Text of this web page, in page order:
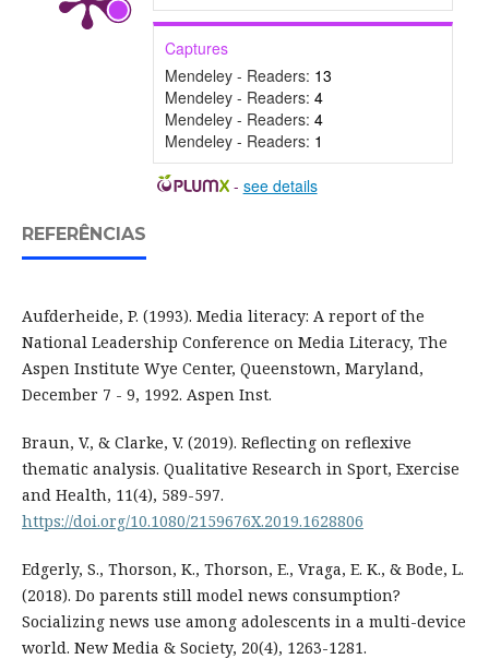
Captures
Mendeley - Readers: 13
Mendeley - Readers: 4
Mendeley - Readers: 4
Mendeley - Readers: 1
- see details
REFERÊNCIAS
Aufderheide, P. (1993). Media literacy: A report of the
National Leadership Conference on Media Literacy, The
Aspen Institute Wye Center, Queenstown, Maryland,
December 7 - 9, 1992. Aspen Inst.
Braun, V., & Clarke, V. (2019). Reflecting on reflexive
thematic analysis. Qualitative Research in Sport, Exercise
and Health, 11(4), 589-597.
https://doi.org/10.1080/2159676X.2019.1628806
Edgerly, S., Thorson, K., Thorson, E., Vraga, E. K., & Bode, L.
(2018). Do parents still model news consumption?
Socializing news use among adolescents in a multi-device
world. New Media & Society, 20(4), 1263-1281.